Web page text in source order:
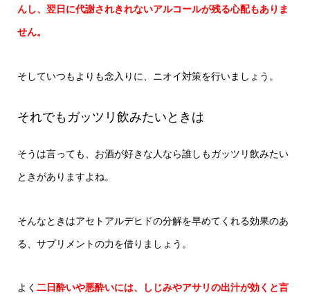
んし、翌日に代謝されきれないアルコールが残る心配もありま
せん。
そしていつもよりも念入りに、ニオイ対策を行いましょう。
それでもガッツリ飲みたいときは
そうは言っても、お酒が好きな人なら誰しもガッツリ飲みたい
ときがありますよね。
そんなときはアセトアルデヒドの分解を早めてくれる効果のあ
る、サプリメントの力を借りましょう。
よく 二日酔いや悪酔いには、しじみやアサリの出汁が効くと言